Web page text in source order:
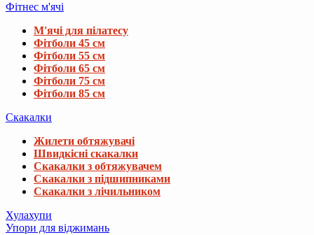
Фітнес м'ячі
М'ячі для пілатесу
Фітболи 45 см
Фітболи 55 см
Фітболи 65 см
Фітболи 75 см
Фітболи 85 см
Скакалки
Жилети обтяжувачі
Швидкісні скакалки
Скакалки з обтяжувачем
Скакалки з підшипниками
Скакалки з лічильником
Хулахупи
Упори для віджимань